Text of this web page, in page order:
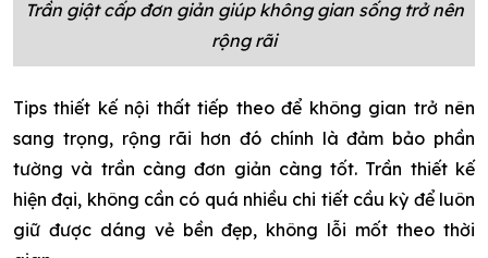
Trần giật cấp đơn giản giúp không gian sống trở nên
rộng rãi
Tips thiết kế nội thất tiếp theo để không gian trở nên
sang trọng, rộng rãi hơn đó chính là đảm bảo phần
tường và trần càng đơn giản càng tốt. Trần thiết kế
hiện đại, không cần có quá nhiều chi tiết cầu kỳ để luôn
giữ được dáng vẻ bền đẹp, không lỗi mốt theo thời